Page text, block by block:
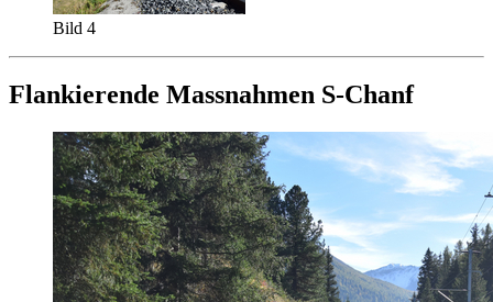
Bild 4
Flankierende Massnahmen S-Chanf